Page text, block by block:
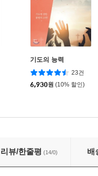
기도의 능력
23건
6,930원 (10% 할인)
리뷰/한줄평 (14/0) 배